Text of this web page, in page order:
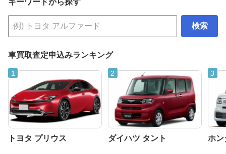
検索
車買取査定申込みランキング
トヨタ プリウス ダイハツ タント ホン